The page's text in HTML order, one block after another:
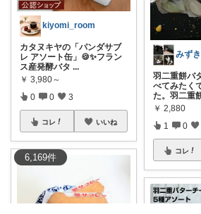
6,169件
kiyomi_room
カタヌキヤの「パンダサブ
レ アソート缶」🍪✨フラン
ス産発酵バタ ...
￥ 3,980～
0 0 3
コレ いいね
羽二重餅バ
べてみたく
た。羽二重
￥ 2,880
1 0
コレ